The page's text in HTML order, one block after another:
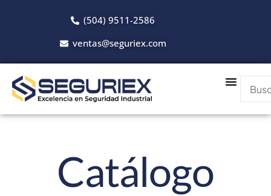
(504) 9511-2586
ventas@seguriex.com
Catálogo